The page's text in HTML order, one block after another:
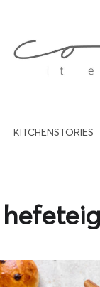
KITCHENSTORIES
hefeteig
Familie!